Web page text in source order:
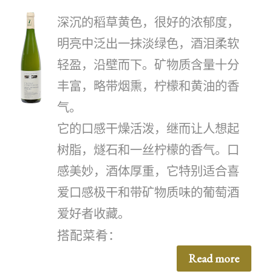
深沉的稻草黄色，很好的浓郁度，
明亮中泛出一抹淡绿色，酒泪柔软
轻盈，沿壁而下。矿物质含量十分
丰富，略带烟熏，柠檬和黄油的香
气。
它的口感干燥活泼，继而让人想起
树脂，燧石和一丝柠檬的香气。口
感美妙，酒体厚重，它特别适合喜
爱口感极干和带矿物质味的葡萄酒
爱好者收藏。
搭配菜肴：
Read more